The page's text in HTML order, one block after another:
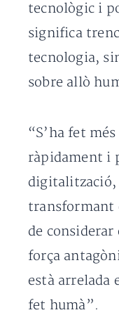
tecnològic i
significa
tecnologia,
sobre allò
“S’ha fet
ràpidament i
digitalització,
transformant
de
força
està arrelada
fet humà”.